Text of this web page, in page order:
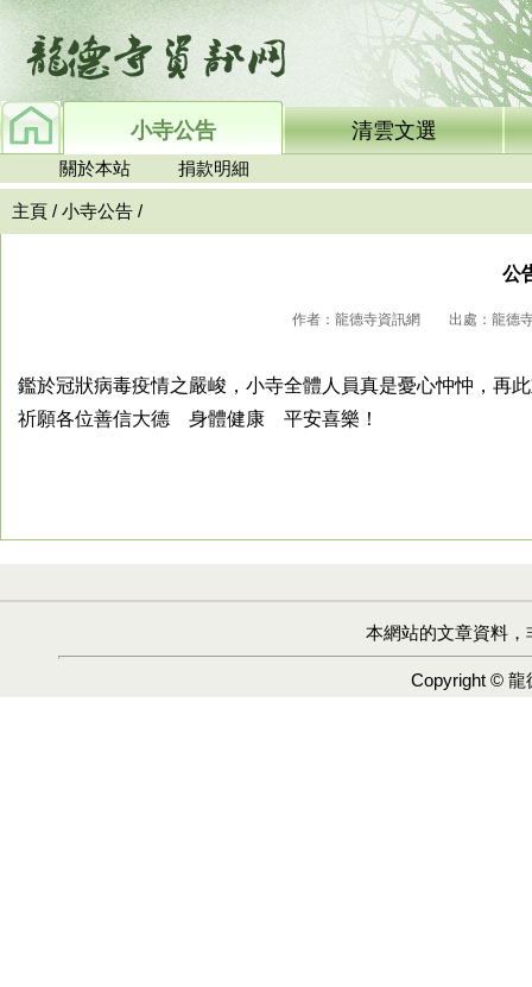
小寺公告 清雲文選
關於本站 捐款明細
主頁 / 小寺公告 /
公
作者：龍德寺資訊網 出處：龍
鑑於冠狀病毒疫情之嚴峻，小寺全體人員真是憂心忡忡，再
祈願各位善信大德 身體健康 平安喜樂！
本網站的文章資料
Copyright © 龍